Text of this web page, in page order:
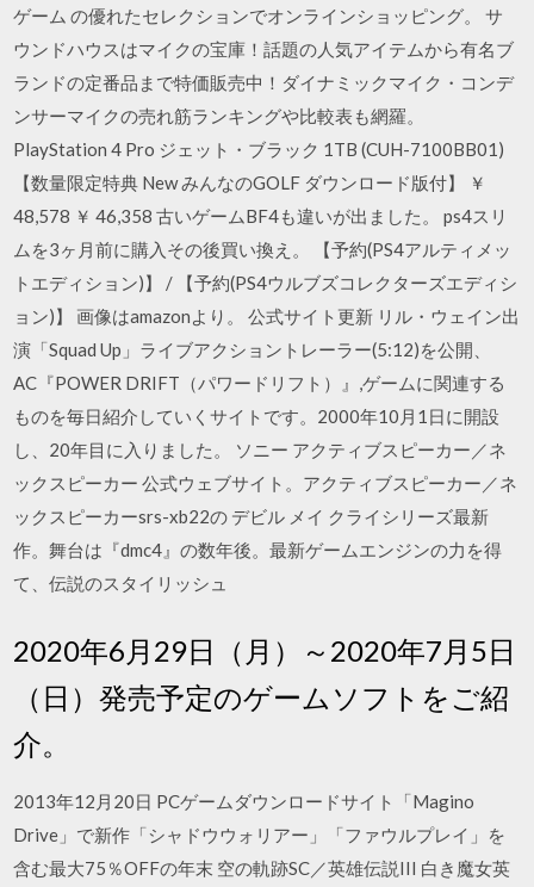
ゲーム の優れたセレクションでオンラインショッピング。 サ
ウンドハウスはマイクの宝庫！話題の人気アイテムから有名ブ
ランドの定番品まで特価販売中！ダイナミックマイク・コンデ
ンサーマイクの売れ筋ランキングや比較表も網羅。
PlayStation 4 Pro ジェット・ブラック 1TB (CUH-7100BB01)
【数量限定特典 New みんなのGOLF ダウンロード版付】 ￥
48,578 ￥ 46,358 古いゲームBF4も違いが出ました。 ps4スリ
ムを3ヶ月前に購入その後買い換え。 【予約(PS4アルティメッ
トエディション)】 / 【予約(PS4ウルブズコレクターズエディシ
ョン)】 画像はamazonより。 公式サイト更新 リル・ウェイン出
演「Squad Up」ライブアクショントレーラー(5:12)を公開、
AC『POWER DRIFT（パワードリフト）』,ゲームに関連する
ものを毎日紹介していくサイトです。2000年10月1日に開設
し、20年目に入りました。 ソニー アクティブスピーカー／ネ
ックスピーカー 公式ウェブサイト。アクティブスピーカー／ネ
ックスピーカーsrs-xb22の デビル メイ クライシリーズ最新
作。舞台は『dmc4』の数年後。最新ゲームエンジンの力を得
て、伝説のスタイリッシュ
2020年6月29日（月）～2020年7月5日
（日）発売予定のゲームソフトをご紹
介。
2013年12月20日 PCゲームダウンロードサイト「Magino
Drive」で新作「シャドウウォリアー」「ファウルプレイ」を
含む最大75％OFFの年末 空の軌跡SC／英雄伝説III 白き魔女英